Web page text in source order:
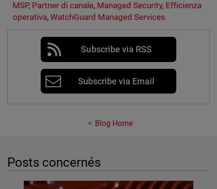
MSP, Partner di canale, Managed Security, Efficienza
operativa, WatchGuard Managed Services
Subscribe via RSS
Subscribe via Email
Blog Home
Posts concernés